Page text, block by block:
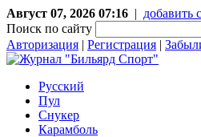
Август 07, 2026 07:16 | добавить
Поиск по сайту
Авторизация | Регистрация |
Русский
Пул
Снукер
Карамболь